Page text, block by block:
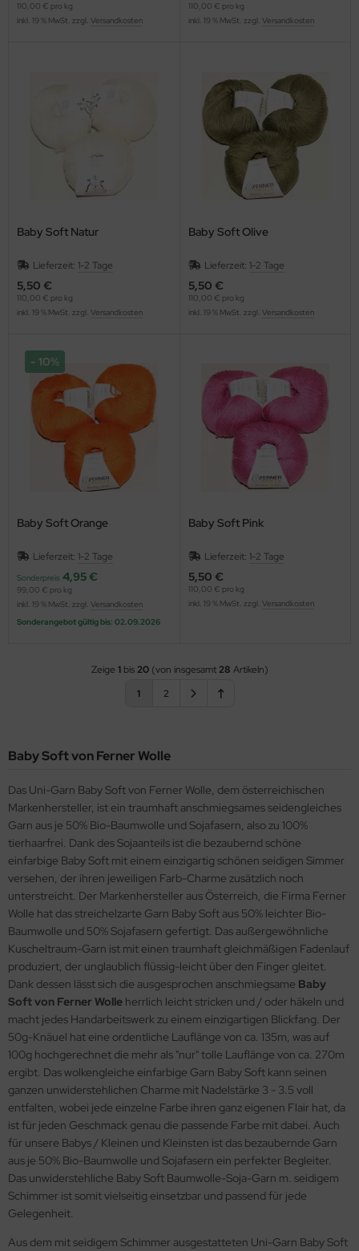
110,00 € pro kg
inkl. 19 % MwSt. zzgl. Versandkosten
110,00 € pro kg
inkl. 19 % MwSt. zzgl. Versandkosten
Baby Soft Natur
Lieferzeit: 1-2 Tage
5,50 €
110,00 € pro kg
inkl. 19 % MwSt. zzgl. Versandkosten
Baby Soft Olive
Lieferzeit: 1-2 Tage
5,50 €
110,00 € pro kg
inkl. 19 % MwSt. zzgl. Versandkosten
Baby Soft Orange
Lieferzeit: 1-2 Tage
Sonderpreis 4,95 €
10%
99,00 € pro kg
inkl. 19 % MwSt. zzgl. Versandkosten
Sonderangebot gültig bis: 02.09.2026
Baby Soft Pink
Lieferzeit: 1-2 Tage
5,50 €
110,00 € pro kg
inkl. 19 % MwSt. zzgl. Versandkosten
Zeige 1bis20(von insgesamt28 Artikeln)
1
2
Baby Soft von Ferner Wolle
Das Uni-Garn Baby Soft von Ferner Wolle, dem österreichischen
Markenhersteller, ist ein traumhaft anschmiegsames seidengleiches
Garn aus je 50% Bio-Baumwolle und Sojafasern, also zu 100%
tierhaarfrei. Dank des Sojaanteils ist die bezaubernd schöne
einfarbige Baby Soft mit einem einzigartig schönen seidigen Simmer
versehen, der ihren jeweiligen Farb-Charme zusätzlich noch
unterstreicht. Der Markenhersteller aus Österreich, die Firma Ferner
Wolle hat das streichelzarte Garn Baby Soft aus 50% leichter Bio-
Baumwolle und 50% Sojafasern gefertigt. Das außergewöhnliche
Kuscheltraum-Garn ist mit einen traumhaft gleichmäßigen Fadenlauf
produziert, der unglaublich flüssig-leicht über den Finger gleitet.
Dank dessen lässt sich die ausgesprochen anschmiegsame Baby
Soft von Ferner Wolle herrlich leicht stricken und / oder häkeln und
macht jedes Handarbeitswerk zu einem einzigartigen Blickfang. Der
50g-Knäuel hat eine ordentliche Lauflänge von ca. 135m, was auf
100g hochgerechnet die mehr als "nur" tolle Lauflänge von ca. 270m
ergibt. Das wolkengleiche einfarbige Garn Baby Soft kann seinen
ganzen unwiderstehlichen Charme mit Nadelstärke 3 - 3.5 voll
entfalten, wobei jede einzelne Farbe ihren ganz eigenen Flair hat, da
ist für jeden Geschmack genau die passende Farbe mit dabei. Auch
für unsere Babys / Kleinen und Kleinsten ist das bezaubernde Garn
aus je 50% Bio-Baumwolle und Sojafasern ein perfekter Begleiter.
Das unwiderstehliche Baby Soft Baumwolle-Soja-Garn m. seidigem
Schimmer ist somit vielseitig einsetzbar und passend für jede
Gelegenheit.
Aus dem mit seidigem Schimmer ausgestatteten Uni-Garn Baby Soft